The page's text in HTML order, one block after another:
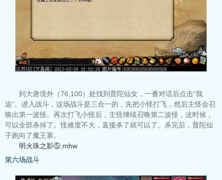
到大唐境外（76,100）处找到普陀仙女，一番对话后点击“我
追”。进入战斗，这场战斗是三合一的，先把小怪打飞，然后主怪会召
唤出第一波怪。再次打飞小怪后，主怪继续召唤第二波怪，这时候，
可以全部杀掉了。怪难度不大，直接杀了就可以了。杀完后，普陀仙
子跑向了魔王寨。
明火珠之影⑤.mhw
第六场战斗